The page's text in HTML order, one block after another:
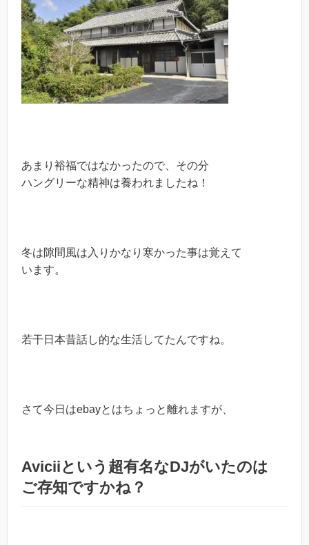
あまり裕福ではなかったので、その分
ハングリーな精神は養われましたね！
冬は隙間風は入りかなり寒かった事は覚えて
います。
若干日本昔話し的な生活してたんですね。
さて今日はebayとはちょっと離れますが、
Aviciiという超有名なDJがいたのは
ご存知ですかね？